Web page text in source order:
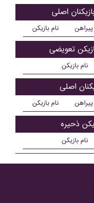
نام بازیکن پیراهن
نام بازیکن
نام بازیکن پیراهن
نام بازیکن